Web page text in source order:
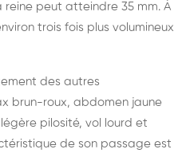
reine peut atteindre 35 mm. À
trois fois plus volumineux
des autres
brun-roux, abdomen jaune
pilosité, vol lourd et
de son passage est